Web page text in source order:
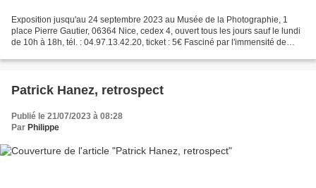
Exposition jusqu'au 24 septembre 2023 au Musée de la Photographie, 1
place Pierre Gautier, 06364 Nice, cedex 4, ouvert tous les jours sauf le lundi
de 10h à 18h, tél. : 04.97.13.42.20, ticket : 5€ Fasciné par l'immensité de
Patrick Hanez, retrospect
Publié le 21/07/2023 à 08:28
Par Philippe